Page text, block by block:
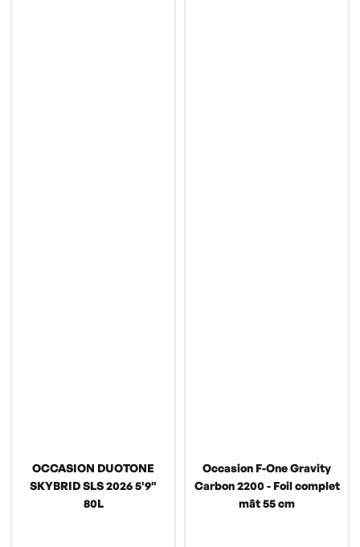
OCCASION DUOTONE
SKYBRID SLS 2026 5'9"
80L
Occasion F-One Gravity
Carbon 2200 - Foil complet
mât 55 cm